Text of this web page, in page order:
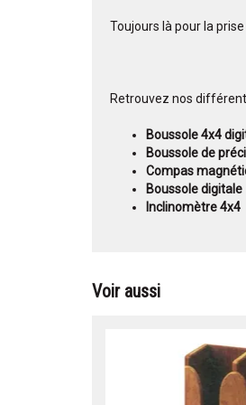
Toujours là pour la
Retrouvez nos
Boussole 4x4
Boussole de
Compas
Boussole digitale
Inclinomètre 4x4
Voir aussi